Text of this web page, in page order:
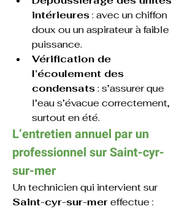
intérieures : avec un chiffon
doux ou un aspirateur à faible
puissance.
Vérification de
l’écoulement des
condensats : s’assurer que
l’eau s’évacue correctement,
surtout en été.
L’entretien annuel par un
professionnel sur Saint-cyr-
sur-mer
Un technicien qui intervient sur
Saint-cyr-sur-mer effectue :